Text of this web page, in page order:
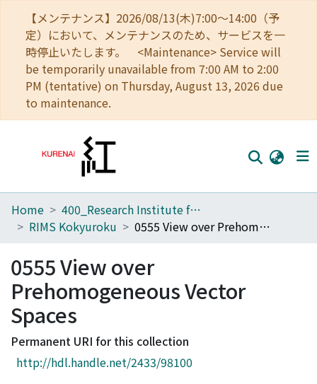
【メンテナンス】2026/08/13(木)7:00～14:00（予
定）において、メンテナンスのため、サービスを一
時停止いたします。 <Maintenance> Service will
be temporarily unavailable from 7:00 AM to 2:00
PM (tentative) on Thursday, August 13, 2026 due
to maintenance.
Home
Browse
Download Ranking
Access Statistics
Library Network
Home
400_Research Institute for Mathematical Sciences
RIMS Kokyuroku
0555 View over Prehomogeneous Vector Spaces
0555 View over
Prehomogeneous Vector
Spaces
Permanent URI for this collection
http://hdl.handle.net/2433/98100